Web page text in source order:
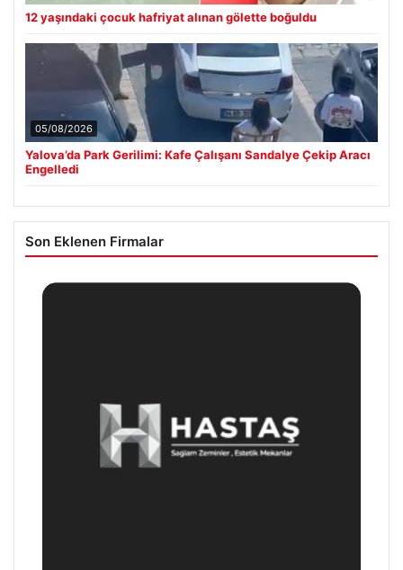
12 yaşındaki çocuk hafriyat alınan gölette boğuldu
05/08/2026
Yalova’da Park Gerilimi: Kafe Çalışanı Sandalye Çekip Aracı
Engelledi
Son Eklenen Firmalar